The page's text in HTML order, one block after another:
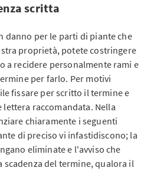
scritta
danno per le parti di piante che
proprietà, potete costringere
a recidere personalmente rami e
per farlo. Per motivi
fissare per scritto il termine e
raccomandata. Nella
chiaramente i seguenti
di preciso vi infastidiscono; la
eliminate e l'avviso che
scadenza del termine, qualora il